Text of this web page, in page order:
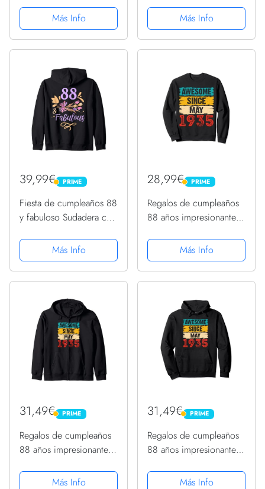
Más Info
Más Info
39,99€ PRIME
PRIME
Fiesta de cumpleaños 88
y fabuloso Sudadera con
Más Info
28,99€ PRIME
PRIME
Regalos de cumpleaños
88 años impresionantes
SudaderaMás Info
31,49€ PRIME
PRIME
Regalos de cumpleaños
88 años impresionantes
Sudadera con Capucha
Más Info
31,49€ PRIME
PRIME
Regalos de cumpleaños
88 años impresionantes
Sudadera con Capucha
Más Info